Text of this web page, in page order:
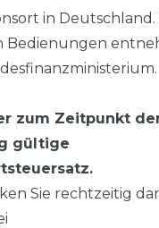
in Deutschland.
Bedienungen
zum Zeitpunkt
gültige
Sie rechtzeitig